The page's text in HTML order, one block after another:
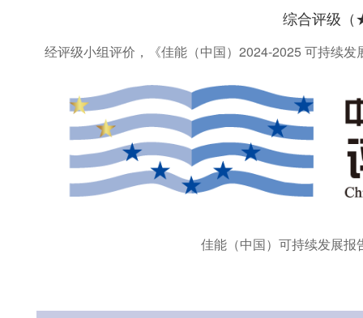
综合评级
经评级小组评价，《佳能（中国）2024-2025 可持续
佳能（中国）可持续发展